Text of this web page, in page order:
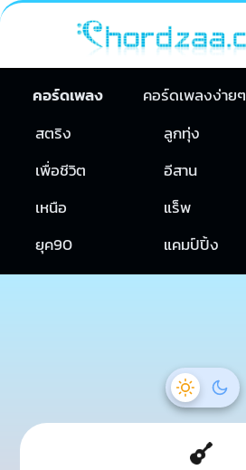
คอร์ดเพลง คอร์ดเพลงง่ายๆ
สตริง
ลูกทุ่ง
เพื่อชีวิต
อีสาน
เหนือ
แร็พ
ยุค90
แคมป์ปิ้ง